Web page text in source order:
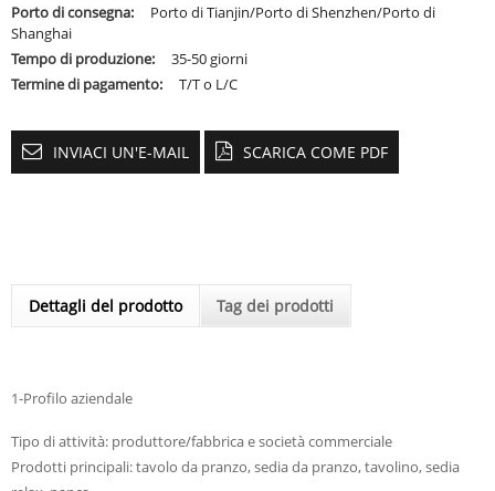
Porto di consegna:
Porto di Tianjin/Porto di Shenzhen/Porto di
Shanghai
Tempo di produzione:
35-50 giorni
Termine di pagamento:
T/T o L/C
INVIACI UN'E-MAIL SCARICA COME PDF
Dettagli del prodotto Tag dei prodotti
1-Profilo aziendale
Tipo di attività: produttore/fabbrica e società commerciale
Prodotti principali: tavolo da pranzo, sedia da pranzo, tavolino, sedia